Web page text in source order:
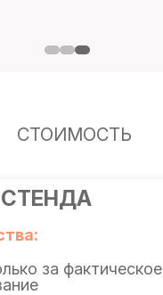
СТОИМОСТЬ
за фактическое